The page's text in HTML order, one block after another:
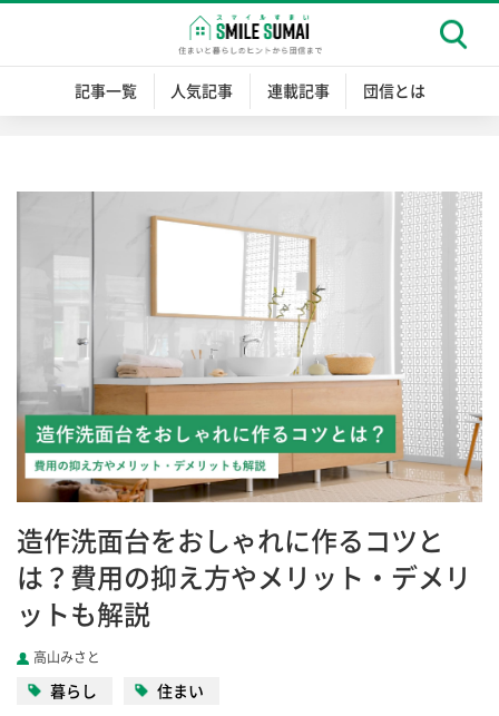
記事一覧 人気記事 連載記事 団信とは
造作洗面台をおしゃれに作るコツと
は？費用の抑え方やメリット・デメリ
ットも解説
高山みさと
暮らし 住まい